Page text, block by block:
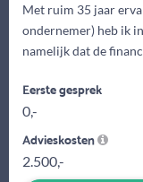
Met ruim 35 jaar
ondernemer) heb ik
namelijk dat de
Eerste gesprek
0,-
Advieskosten
2.500,-